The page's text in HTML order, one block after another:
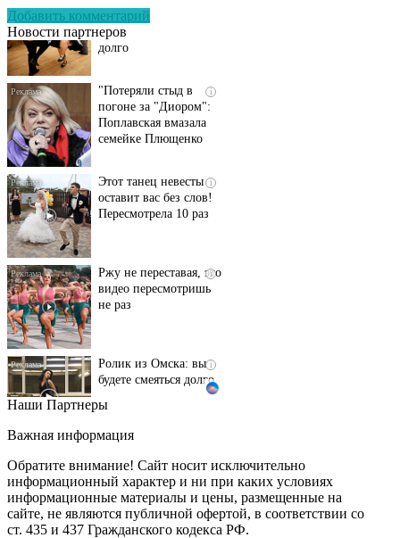
Добавить комментарий
Новости партнеров
долго
"Потеряли стыд в
Поплавская вмазала
семейке Плющенко
Этот танец невесты
Пересмотрела 10 раз
не раз
секунд, но вы будете в
i
Королева вагона
отожгла! Видео не
Наши Партнеры
Важная информация
Обратите внимание! Сайт носит исключительно
информационный характер и ни при каких условиях
информационные материалы и цены, размещенные на
сайте, не являются публичной офертой, в соответствии со
ст. 435 и 437 Гражданского кодекса РФ.